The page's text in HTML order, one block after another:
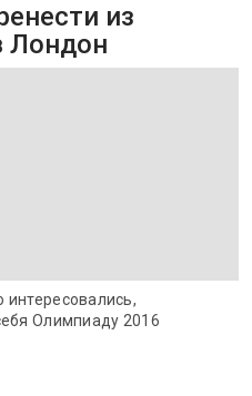
из
Лондон
Олимпиаду 2016